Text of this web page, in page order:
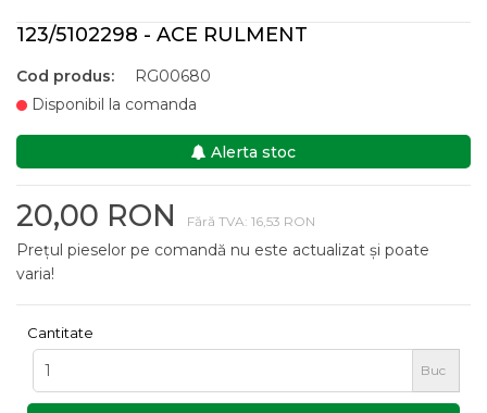
123/5102298 - ACE RULMENT
Cod produs:
RG00680
Disponibil la comanda
Alerta stoc
20,00 RON Fără TVA: 16,53 RON
Prețul pieselor pe comandă nu este actualizat și poate
varia!
Cantitate
Buc